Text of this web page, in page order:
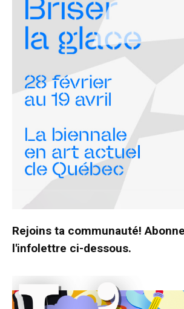
Rejoins ta communauté!
l'infolettre ci-dessous.